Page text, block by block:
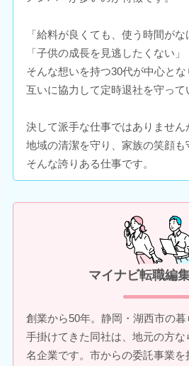
「給料が良くても、使う時間がな
「子供の成長を見逃したくない」
そんな想いを持つ30代が中心とな
互いに協力して定時退社を守って
決して派手な仕事ではありません
地域の清潔を守り、家族の笑顔も
そんな誇りある仕事です。
マイナビ転職編
創業から50年。静岡・湖西市の
手掛けてきた同社は、地元の方
名企業です。市からの委託事業